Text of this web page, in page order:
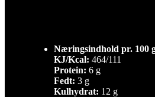
Næringsindhold pr. 100
KJ/Kcal: 464/111
Protein: 6 g
Fedt: 3 g
Kulhydrat: 12 g